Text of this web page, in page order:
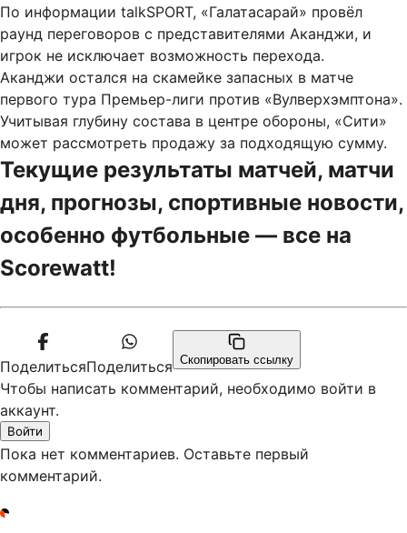
По информации talkSPORT, «Галатасарай» провёл
раунд переговоров с представителями Аканджи, и
игрок не исключает возможность перехода.
Аканджи остался на скамейке запасных в матче
первого тура Премьер-лиги против «Вулверхэмптона».
Учитывая глубину состава в центре обороны, «Сити»
может рассмотреть продажу за подходящую сумму.
Текущие результаты матчей, матчи
дня, прогнозы, спортивные новости,
особенно футбольные — все на
Scorewatt!
ПоделитьсяПоделиться Скопировать ссылку
Чтобы написать комментарий, необходимо войти в
аккаунт.
Войти
Пока нет комментариев. Оставьте первый
комментарий.